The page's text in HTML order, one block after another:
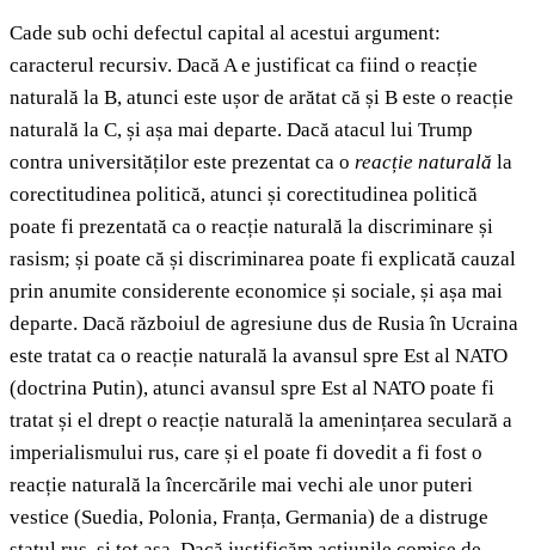
Cade sub ochi defectul capital al acestui argument:
caracterul recursiv. Dacă A e justificat ca fiind o reacție
naturală la B, atunci este ușor de arătat că și B este o reacție
naturală la C, și așa mai departe. Dacă atacul lui Trump
contra universităților este prezentat ca o reacție naturală la
corectitudinea politică, atunci și corectitudinea politică
poate fi prezentată ca o reacție naturală la discriminare și
rasism; și poate că și discriminarea poate fi explicată cauzal
prin anumite considerente economice și sociale, și așa mai
departe. Dacă războiul de agresiune dus de Rusia în Ucraina
este tratat ca o reacție naturală la avansul spre Est al NATO
(doctrina Putin), atunci avansul spre Est al NATO poate fi
tratat și el drept o reacție naturală la amenințarea seculară a
imperialismului rus, care și el poate fi dovedit a fi fost o
reacție naturală la încercările mai vechi ale unor puteri
vestice (Suedia, Polonia, Franța, Germania) de a distruge